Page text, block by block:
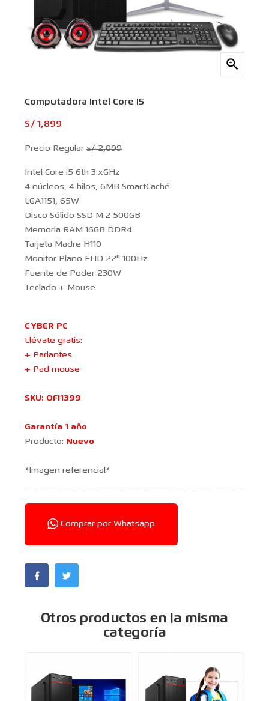

Computadora Intel Core I5
S/ 1,899
Precio Regulars/ 2,099
Intel Core i5 6th 3.xGHz
4 núcleos, 4 hilos, 6MB SmartCaché
LGA1151, 65W
Disco Sólido SSD M.2 500GB
Memoria RAM 16GB DDR4
Tarjeta Madre H110
Monitor Plano FHD 22'' 100Hz
Fuente de Poder 230W
Teclado + Mouse
CYBER PC
Llévate gratis:
+ Parlantes
+ Pad mouse
SKU: OFI1399
Garantía 1 año
Producto: Nuevo
*Imagen referencial*
Comprar por Whatsapp
Otros productos en la misma
categoría